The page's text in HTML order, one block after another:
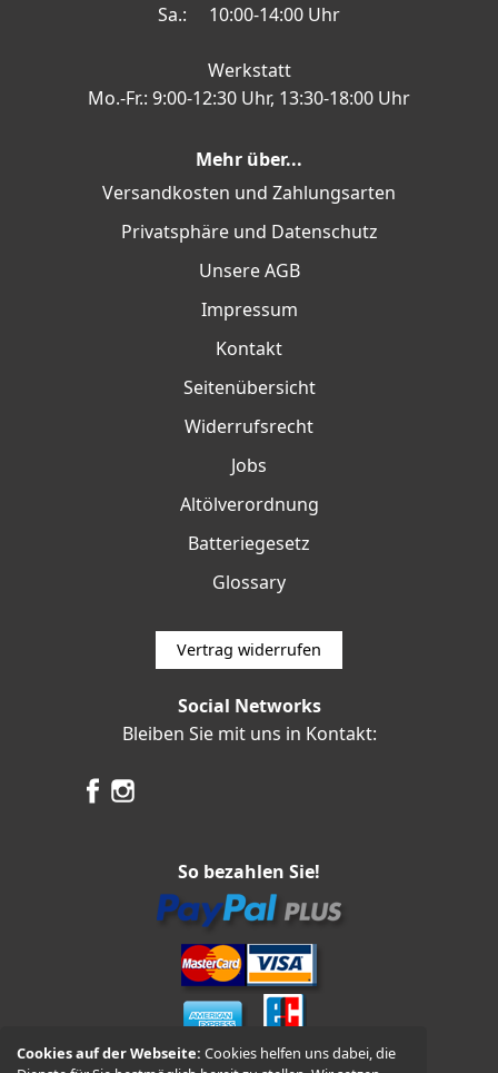
Cookies auf der Webseite:Cookies helfen uns dabei, die
Sa.: 10:00-14:00 Uhr
Werkstatt
Mo.-Fr.: 9:00-12:30 Uhr, 13:30-18:00 Uhr
Mehr über...
Versandkosten und Zahlungsarten
Privatsphäre und Datenschutz
Unsere AGB
Impressum
Kontakt
Seitenübersicht
Widerrufsrecht
Jobs
Altölverordnung
Batteriegesetz
Glossary
Vertrag widerrufen
Social Networks
Bleiben Sie mit uns in Kontakt:
So bezahlen Sie!